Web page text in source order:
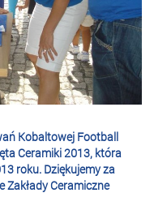
Kobaltowej Football
Ceramiki 2013, która
roku. Dziękujemy za
Zakłady Ceramiczne